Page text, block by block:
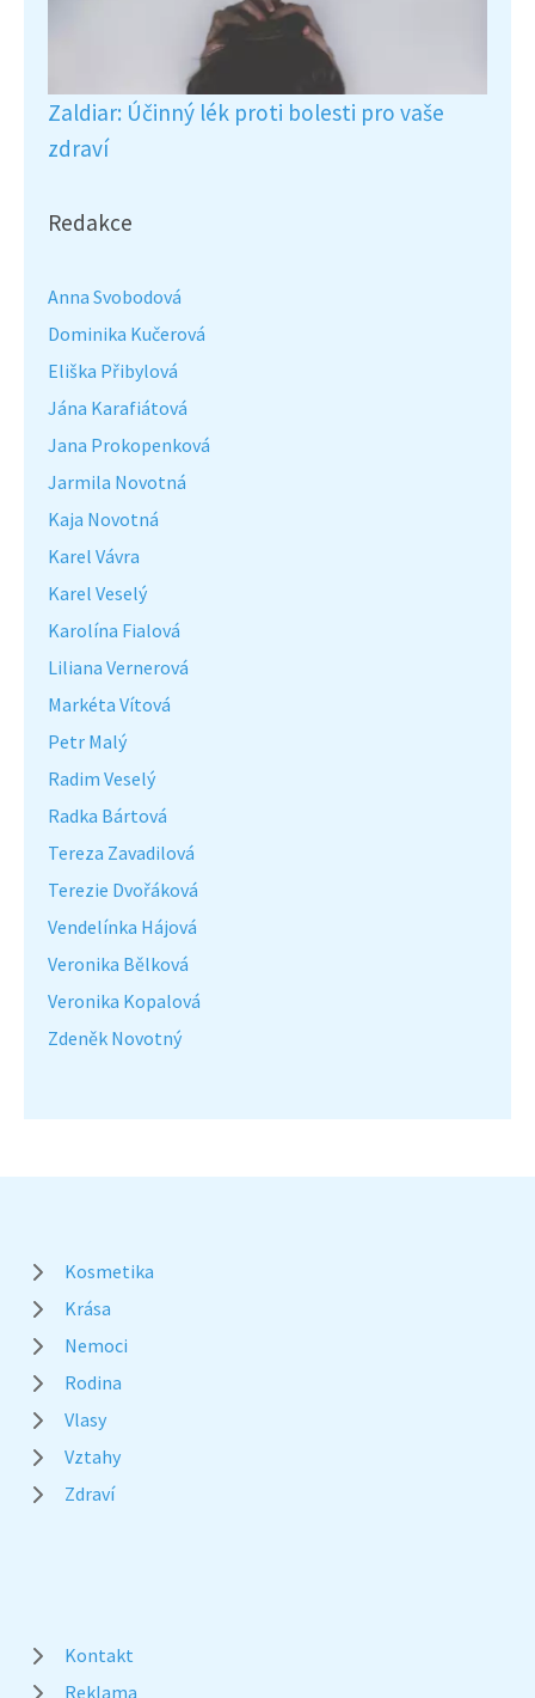
Zaldiar: Účinný lék proti bolesti pro vaše
zdraví
Redakce
Anna Svobodová
Dominika Kučerová
Eliška Přibylová
Jána Karafiátová
Jana Prokopenková
Jarmila Novotná
Kaja Novotná
Karel Vávra
Karel Veselý
Karolína Fialová
Liliana Vernerová
Markéta Vítová
Petr Malý
Radim Veselý
Radka Bártová
Tereza Zavadilová
Terezie Dvořáková
Vendelínka Hájová
Veronika Bělková
Veronika Kopalová
Zdeněk Novotný
Kosmetika
Krása
Nemoci
Rodina
Vlasy
Vztahy
Zdraví
Kontakt
Reklama